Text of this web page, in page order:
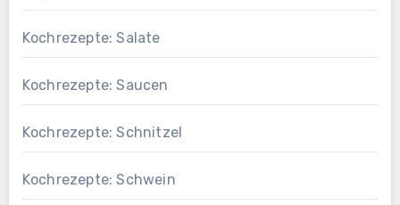
Kochrezepte: Salate
Kochrezepte: Saucen
Kochrezepte: Schnitzel
Kochrezepte: Schwein